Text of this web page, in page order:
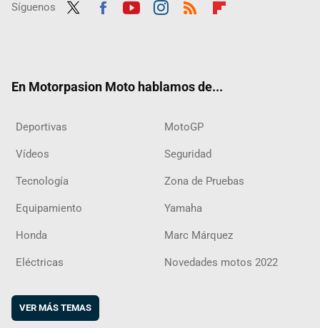
Síguenos
En Motorpasion Moto hablamos de...
Deportivas MotoGP
Vídeos Seguridad
Tecnología Zona de Pruebas
Equipamiento Yamaha
Honda Marc Márquez
Eléctricas Novedades motos 2022
VER MÁS TEMAS